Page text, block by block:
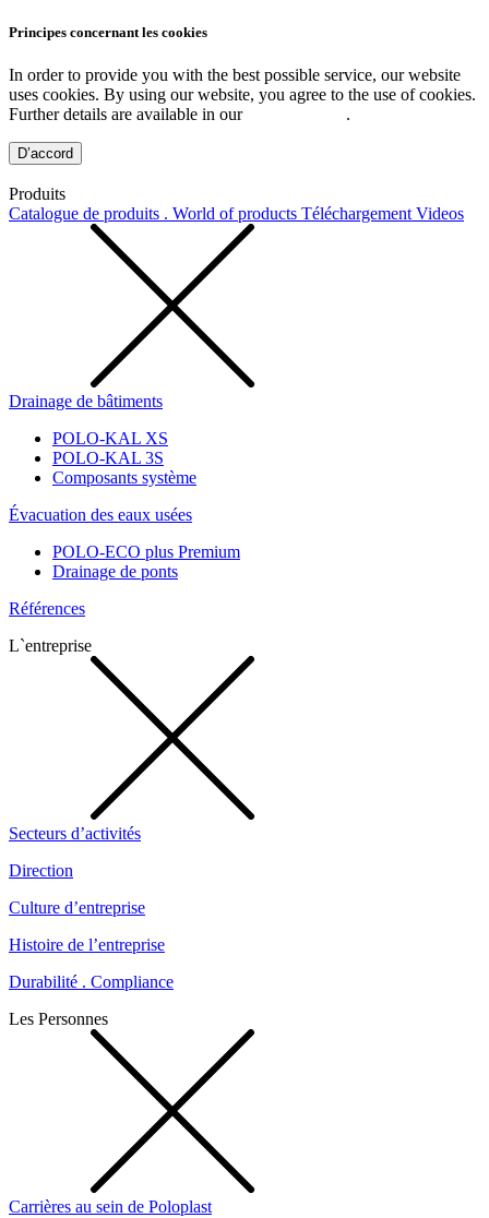
Principes concernant les cookies
In order to provide you with the best possible service, our website
uses cookies. By using our website, you agree to the use of cookies.
Further details are available in our
.
D’accord
Produits
Catalogue de produits . World of products Téléchargement Videos
Drainage de bâtiments
POLO-KAL XS
POLO-KAL 3S
Composants système
Évacuation des eaux usées
POLO-ECO plus Premium
Drainage de ponts
Références
L`entreprise
Secteurs d’activités
Direction
Culture d’entreprise
Histoire de l’entreprise
Durabilité . Compliance
Les Personnes
Carrières au sein de Poloplast